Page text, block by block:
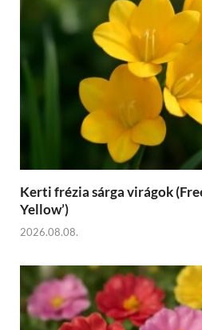
Kerti frézia sárga virágok
Yellow’)
2026.08.08.